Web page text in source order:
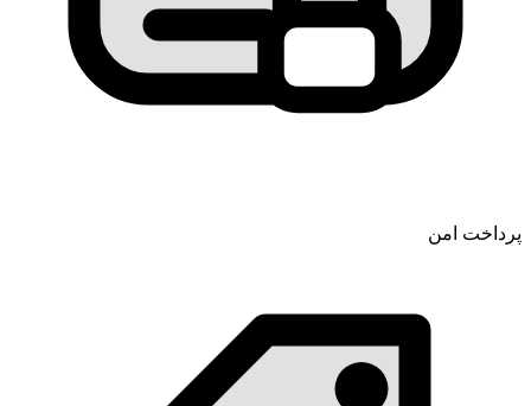
پرداخت امن